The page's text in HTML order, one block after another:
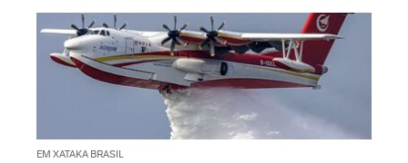
EM XATAKA BRASIL